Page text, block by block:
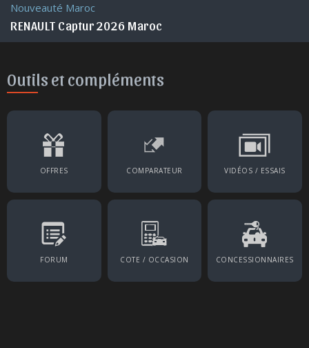
Nouveauté Maroc
RENAULT Captur 2026 Maroc
Outils et compléments
OFFRES COMPARATEUR VIDÉOS / ESSAIS
FORUM COTE / OCCASION CONCESSIONNAIRES